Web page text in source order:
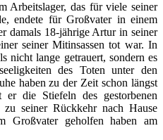
Arbeitslager, das für viele seiner
endete für Großvater in einem
damals 18-jährige Artur in seiner
seiner Mitinsassen tot war. In
nicht lange getrauert, sondern es
des Toten unter den
haben zu der Zeit schon längst
die Stiefeln des gestorbenen
seiner Rückkehr nach Hause
Großvater geholfen haben am